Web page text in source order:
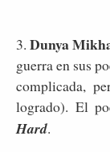
3.Dunya
guerra en sus
complicada,
logrado). El
Hard.